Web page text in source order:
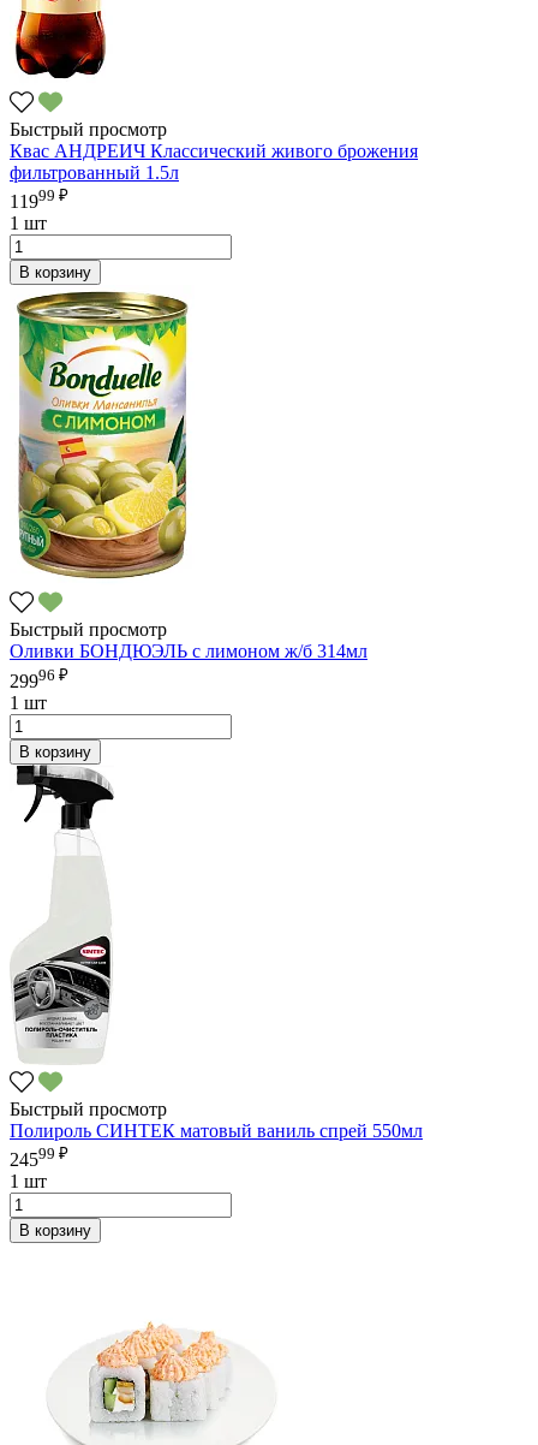
Быстрый просмотр
Квас АНДРЕИЧ Классический живого брожения
фильтрованный 1.5л
11999 ₽
1 шт
В корзину
Быстрый просмотр
Оливки БОНДЮЭЛЬ с лимоном ж/б 314мл
29996 ₽
1 шт
В корзину
Быстрый просмотр
Полироль СИНТЕК матовый ваниль спрей 550мл
24599 ₽
1 шт
В корзину